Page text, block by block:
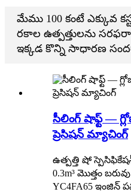
మేము 100 కంటే ఎక్కువ
రకాల ఉత్పత్తులను
ఇక్కడ కొన్ని సాధారణ
సీలింగ్ షాఫ్ట్ —
ప్రెసిషన్ మ్యాచింగ్
ఉత్పత్తి షో
0.3m³ మొత్తం
YC4FA65 ఇంజిన్